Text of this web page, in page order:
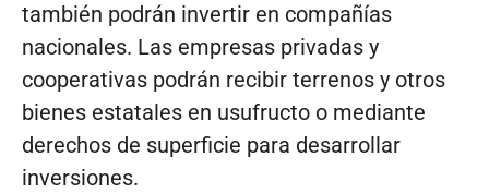
también podrán invertir en compañías
nacionales. Las empresas privadas y
cooperativas podrán recibir terrenos y otros
bienes estatales en usufructo o mediante
derechos de superficie para desarrollar
inversiones.